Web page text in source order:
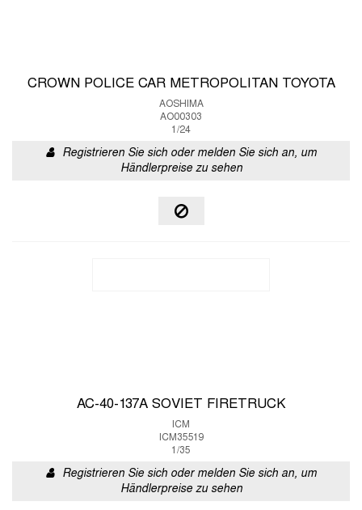
CROWN POLICE CAR METROPOLITAN TOYOTA
AOSHIMA
AO00303
1/24
Registrieren Sie sich oder melden Sie sich an, um
Händlerpreise zu sehen
AC-40-137A SOVIET FIRETRUCK
ICM
ICM35519
1/35
Registrieren Sie sich oder melden Sie sich an, um
Händlerpreise zu sehen